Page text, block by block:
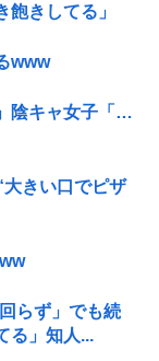
きしてる」
www
陰キャ女子「…
大きい口でピザ
らず」でも続
る」知人...